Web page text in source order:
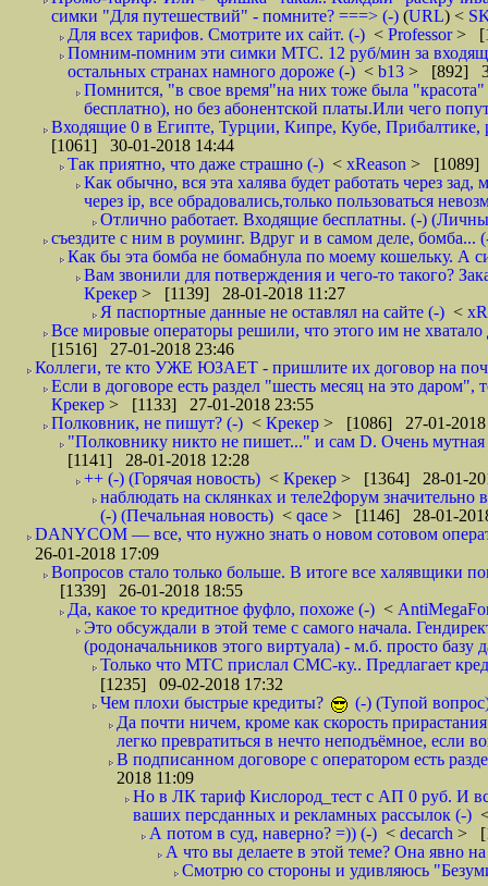
симки "Для путешествий" - помните? ===> (-) (URL) <
Для всех тарифов. Смотрите их сайт. (-) < Professor>
Помним-помним эти симки МТС. 12 руб/мин за
остальных странах намного дороже (-) < b13 > [892]
Помнится, "в свое время"на них тоже была
бесплатно), но без абонентской платы.Или чего
Входящие 0 в Египте, Турции, Кипре, Кубе,
[1061] 30-01-2018 14:44
Так приятно, что даже страшно (-) < xReason > [1089]
Как обычно, вся эта халява будет работать через
через ip, все обрадовались,только пользоваться
Отлично работает. Входящие бесплатны. (-)
съездите с ним в роуминг. Вдруг и в самом деле, бомба...
Как бы эта бомба не бомабнула по моему кошельку. А
Вам звонили для потверждения и чего-то такого?
Крекер > [1139] 28-01-2018 11:27
Я паспортные данные не оставлял на сайте (-) <
Все мировые операторы решили, что этого им не
[1516] 27-01-2018 23:46
Коллеги, те кто УЖЕ ЮЗАЕТ - пришлите их договор на
Если в договоре есть раздел "шесть месяц на это даром",
Крекер > [1133] 27-01-2018 23:55
Полковник, не пишут? (-) < Крекер > [1086] 27-01-2018
"Полковнику никто не пишет..." и сам D. Очень
[1141] 28-01-2018 12:28
++ (-) (Горячая новость) < Крекер > [1364] 28-01-
наблюдать на склянках и теле2форум
(-) (Печальная новость) < qace > [1146] 28-01-
DANYCOM — все, что нужно знать о новом сотовом
26-01-2018 17:09
Вопросов стало только больше. В итоге все халявщики
[1339] 26-01-2018 18:55
Да, какое то кредитное фуфло, похоже (-) <
Это обсуждали в этой теме с самого начала.
(родоначальников этого виртуала) - м.б. просто
Только что МТС прислал СМС-ку.. Предлагает
[1235] 09-02-2018 17:32
Чем плохи быстрые кредиты?
(-) (Тупой
Да почти ничем, кроме как скорость
легко превратиться в нечто неподъёмное, если
В подписанном договоре с оператором есть
2018 11:09
Но в ЛК тариф Кислород_тест с АП 0 руб. И
ваших персданных и рекламных рассылок (-)
А потом в суд, наверно? =)) (-) < decarch >
А что вы делаете в этой теме? Она явно
Смотрю со стороны и удивляюсь